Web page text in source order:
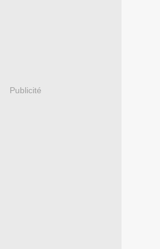
Publicité